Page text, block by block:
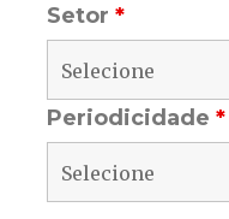
Setor*
Periodicidade*